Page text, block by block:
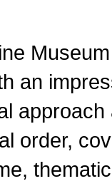
an
order,